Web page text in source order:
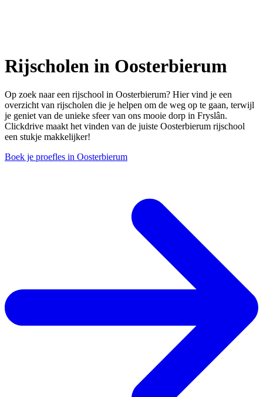
Rijscholen in Oosterbierum
Op zoek naar een rijschool in Oosterbierum? Hier vind je een
overzicht van rijscholen die je helpen om de weg op te gaan, terwijl
je geniet van de unieke sfeer van ons mooie dorp in Fryslân.
Clickdrive maakt het vinden van de juiste Oosterbierum rijschool
een stukje makkelijker!
Boek je proefles in Oosterbierum